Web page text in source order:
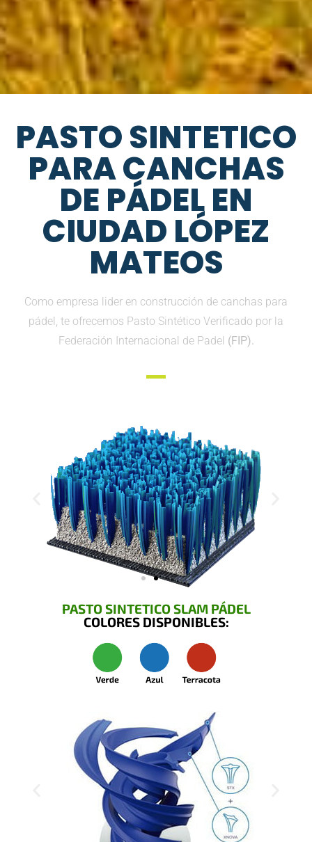
PASTO SINTETICO
PARA CANCHAS
DE PÁDEL EN
CIUDAD LÓPEZ
MATEOS
Como empresa lider en construcción de canchas para
pádel, te ofrecemos Pasto Sintético Verificado por la
Federación Internacional de Padel (FIP).
PASTO SINTETICO SLAM PÁDEL
COLORES DISPONIBLES: